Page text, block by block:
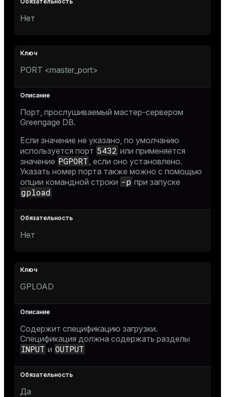
Нет
PORT <master_port>
Порт, прослушиваемый мастер-сервером
Greengage DB.
Если значение не указано, по умолчанию
используется порт 5432 или применяется
значение PGPORT , если оно установлено.
Указать номер порта также можно с помощью
опции командной строки -p при запуске
gpload
Нет
GPLOAD
Содержит спецификацию загрузки.
Спецификация должна содержать разделы
INPUT и OUTPUT
Да